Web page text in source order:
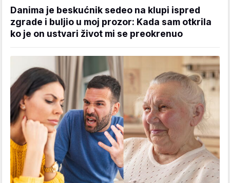
Danima je beskućnik sedeo na klupi ispred
zgrade i buljio u moj prozor: Kada sam otkrila
ko je on ustvari život mi se preokrenuo